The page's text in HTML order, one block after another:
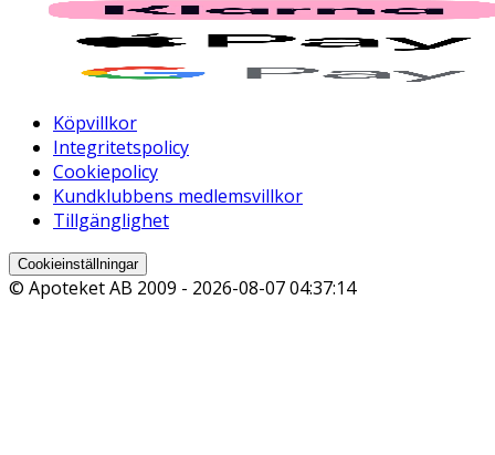
Köpvillkor
Integritetspolicy
Cookiepolicy
Kundklubbens medlemsvillkor
Tillgänglighet
Cookieinställningar
© Apoteket AB 2009 - 2026-08-07 04:37:14